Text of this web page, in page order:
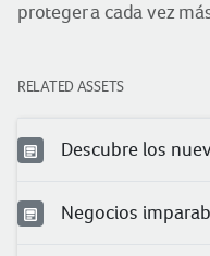
proteger a cada vez
RELATED ASSETS
Descubre los
Negocios